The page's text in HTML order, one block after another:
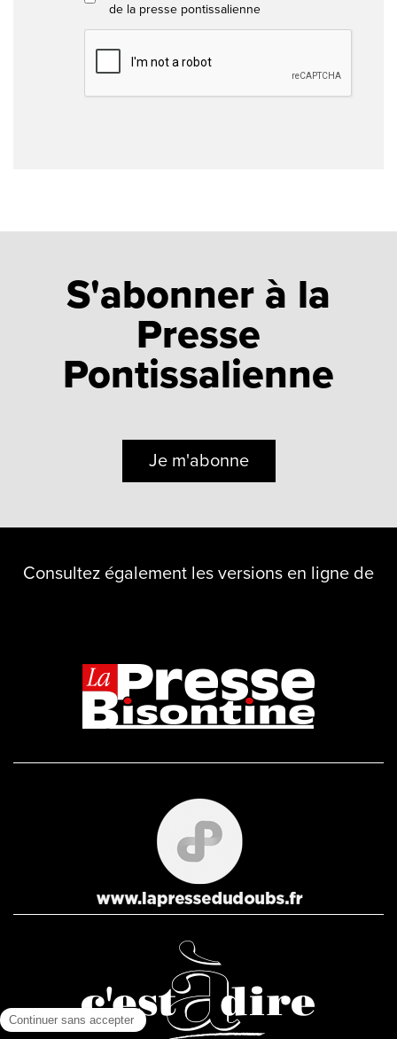
de la presse pontissalienne
S'abonner à la
Presse
Pontissalienne
Je m'abonne
Consultez également les versions en ligne de